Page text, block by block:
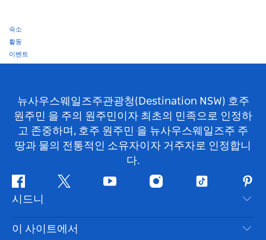
숙소
활동
이벤트
뉴사우스웨일즈주관광청(Destination NSW) 호주
원주민 을 주의 원주민이자 최초의 민족으로 인정하
고 존중하며, 호주 원주민 을 뉴사우스웨일즈주 주
땅과 물의 전통적인 소유자이자 거주자로 인정합니
다.
페
이
스
북
지
귀
다
유
브
인
타
틱
핀
터
레
스
시드니
문의하기
이 사이트에서